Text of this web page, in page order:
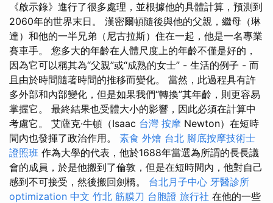
《啟示錄》進行了很多處理，並根據他的具體計算，預測到
2060年的世界末日。 漢密爾頓隨後與他的父親，繼母（琳
達）和他的一半兄弟（尼古拉斯）住在一起，他是一名專業
賽車手。 您多大的年齡在人體尺度上的年齡不僅是好的，
因為它可以稱其為“父親”或“成熟的女士” - 生活的例子 - 而
且由於時間隨著時間的推移而變化。 當然，此過程具有許
多外部和內部變化，但是如果我們“轉換”其年齡，則更容易
掌握它。 最終結果也受體大小的影響，因此必須在計算中
考慮它。 艾薩克·牛頓（Isaac 台灣 按摩 Newton）在短時
間內也發揮了政治作用。 素食 外燴 台北 腳底按摩技術士
證照班 作為大學的代表，他於1688年當選為所謂的長長議
會的成員，於是他搬到了倫敦，但是在短時間內，他對自己
感到不可接受，然後搬回劍橋。 台北月子中心 牙醫診所
optimization 中文 竹北 筋膜刀 台胞證 旅行社 在他的一些